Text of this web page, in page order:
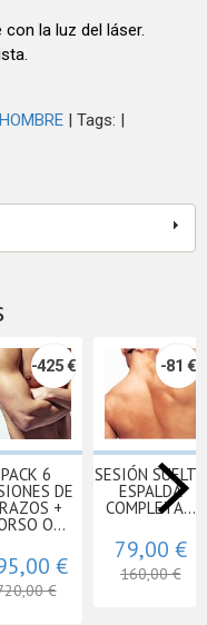
la luz del láser.
| Tags: |
-425 €
PACK 6
DE
+
O...
€
€
-81 €
SESIÓN SUELTA
ESPALDA
COMPLETA...
79,00 €
160,00 €